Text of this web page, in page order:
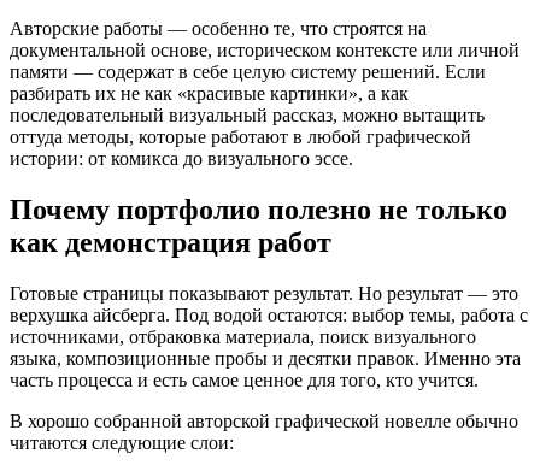
Авторские работы — особенно те, что строятся на
документальной основе, историческом контексте или личной
памяти — содержат в себе целую систему решений. Если
разбирать их не как «красивые картинки», а как
последовательный визуальный рассказ, можно вытащить
оттуда методы, которые работают в любой графической
истории: от комикса до визуального эссе.
Почему портфолио полезно не только
как демонстрация работ
Готовые страницы показывают результат. Но результат — это
верхушка айсберга. Под водой остаются: выбор темы, работа с
источниками, отбраковка материала, поиск визуального
языка, композиционные пробы и десятки правок. Именно эта
часть процесса и есть самое ценное для того, кто учится.
В хорошо собранной авторской графической новелле обычно
читаются следующие слои: